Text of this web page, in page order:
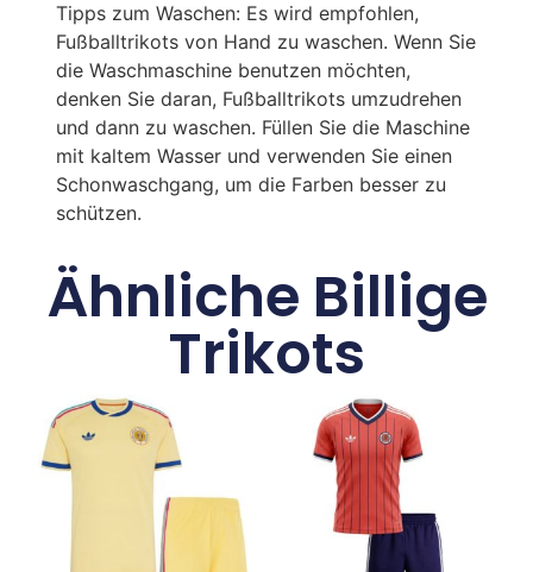
Tipps zum Waschen: Es wird empfohlen,
Fußballtrikots von Hand zu waschen. Wenn Sie
die Waschmaschine benutzen möchten,
denken Sie daran, Fußballtrikots umzudrehen
und dann zu waschen. Füllen Sie die Maschine
mit kaltem Wasser und verwenden Sie einen
Schonwaschgang, um die Farben besser zu
schützen.
Ähnliche Billige
Trikots